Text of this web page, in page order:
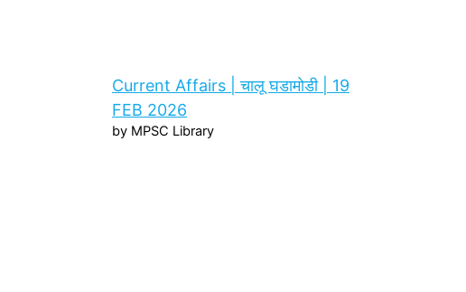
Current Affairs | चालू घडामोडी | 19
FEB 2026
by MPSC Library